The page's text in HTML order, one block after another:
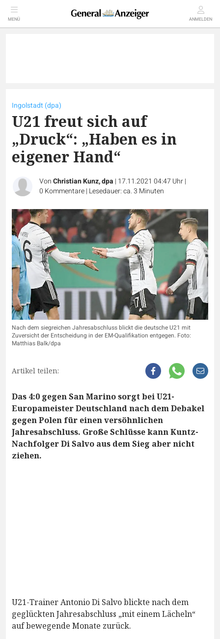
MENÜ ANMELDEN
Ingolstadt (dpa)
U21 freut sich auf
„Druck“: „Haben es in
eigener Hand“
VonChristian Kunz, dpa | 17.11.2021 04:47 Uhr|
0 Kommentare| Lesedauer: ca. 3 Minuten
Nach dem siegreichen Jahresabschluss blickt die deutsche U21 mit
Zuversicht der Entscheidung in der EM-Qualifikation entgegen. Foto:
Matthias Balk/dpa
Artikel teilen:
Das 4:0 gegen San Marino sorgt bei U21-
Europameister Deutschland nach dem Debakel
gegen Polen für einen versöhnlichen
Jahresabschluss. Große Schlüsse kann Kuntz-
Nachfolger Di Salvo aus dem Sieg aber nicht
ziehen.
U21-Trainer Antonio Di Salvo blickte nach dem
geglückten Jahresabschluss „mit einem Lächeln“
auf bewegende Monate zurück.